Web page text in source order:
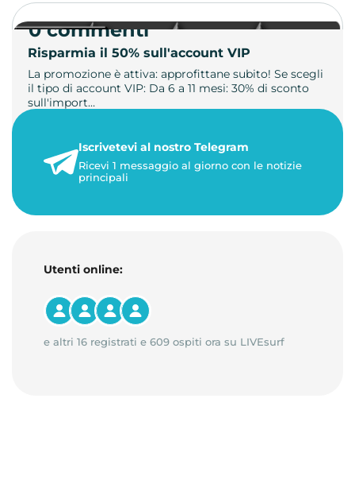
Risparmia il 50% sull'account VIP
La promozione è attiva: approfittane subito! Se scegli
il tipo di account VIP: Da 6 a 11 mesi: 30% di sconto
sull'import…
1 minuto di lettura
0 commenti
Iscrivetevi al nostro Telegram
Ricevi 1 messaggio al giorno con le notizie
principali
Utenti online:
e altri 16 registrati e 609 ospiti ora su LIVEsurf